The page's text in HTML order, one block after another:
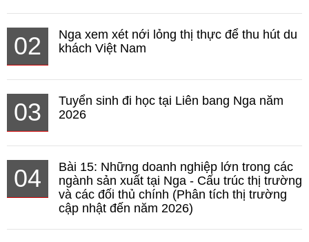
02
Nga xem xét nới lỏng thị thực để thu hút du
khách Việt Nam
03
Tuyển sinh đi học tại Liên bang Nga năm
2026
04
Bài 15: Những doanh nghiệp lớn trong các
ngành sản xuất tại Nga - Cấu trúc thị trường
và các đối thủ chính (Phân tích thị trường
cập nhật đến năm 2026)